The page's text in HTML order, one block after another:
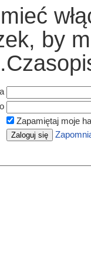
by
Zapamiętaj moje